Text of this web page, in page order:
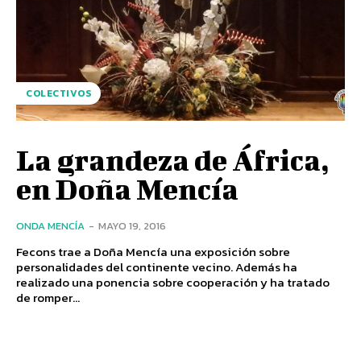
COLECTIVOS
La grandeza de África,
en Doña Mencía
ONDA MENCÍA - MAYO 19, 2016
Fecons trae a Doña Mencía una exposición sobre
personalidades del continente vecino. Además ha
realizado una ponencia sobre cooperación y ha tratado
de romper...